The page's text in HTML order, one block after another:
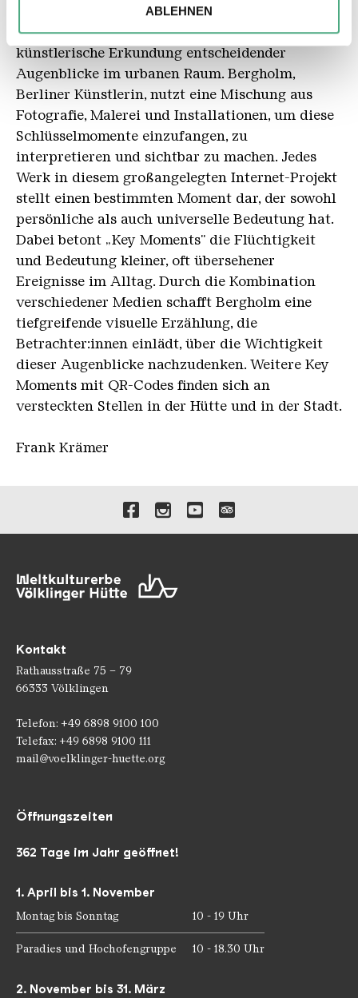
Partner führen diese Informationen möglicherweise mit
weiteren Daten zusammen, die Sie ihnen bereitgestellt
haben oder die sie im Rahmen Ihrer Nutzung der Dienste
gesammelt haben.
ABLEHNEN
„Key Moments“ von Coco Bergholm ist eine
künstlerische Erkundung entscheidender
Augenblicke im urbanen Raum. Bergholm,
Berliner Künstlerin, nutzt eine Mischung aus
Fotografie, Malerei und Installationen, um diese
Schlüsselmomente einzufangen, zu
interpretieren und sichtbar zu machen. Jedes
Werk in diesem großangelegten Internet-Projekt
stellt einen bestimmten Moment dar, der sowohl
persönliche als auch universelle Bedeutung hat.
Dabei betont „Key Moments" die Flüchtigkeit
und Bedeutung kleiner, oft übersehener
Ereignisse im Alltag. Durch die Kombination
verschiedener Medien schafft Bergholm eine
tiefgreifende visuelle Erzählung, die
Betrachter:innen einlädt, über die Wichtigkeit
dieser Augenblicke nachzudenken. Weitere Key
Moments mit QR-Codes finden sich an
versteckten Stellen in der Hütte und in der Stadt.
Frank Krämer
Verlinkungen zu unseren
Kontakt
Rathausstraße 75 – 79
66333 Völklingen
Telefon: +49 6898 9100 100
Telefax: +49 6898 9100 111
mail@voelklinger-huette.org
Öffnungszeiten
362 Tage im Jahr geöffnet!
1. April bis 1. November
Montag bis Sonntag 10 - 19 Uhr
Paradies und Hochofengruppe 10 - 18.30 Uhr
2. November bis 31. März